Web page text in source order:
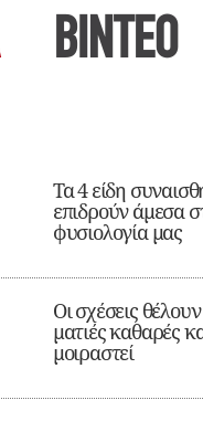
ΒΙΝΤΕΟ
Τα 4 είδη
επιδρούν άμεσα
φυσιολογία μας
Οι σχέσεις
ματιές καθαρές
μοιραστεί